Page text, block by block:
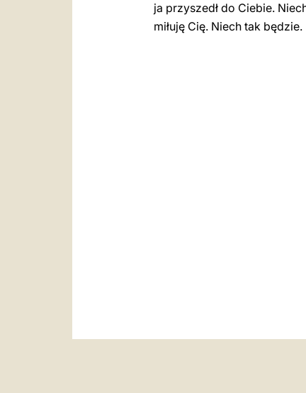
ja przyszedł do Ciebie.
miłuję Cię. Niech tak będzie.